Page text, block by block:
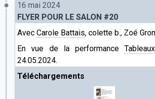
évènements
publics
16 mai 2024
FLYER POUR LE SALON #20
Avec Carole Battais, colette b., Zoé
En vue de la performance
24.05.2024.
Téléchargements